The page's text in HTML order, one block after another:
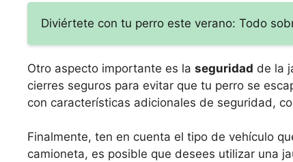
Diviértete con tu perro este verano: Todo
Otro aspecto importante es la seguridad de la
cierres seguros para evitar que tu perro se
con características adicionales de seguridad,
Finalmente, ten en cuenta el tipo de vehículo
camioneta, es posible que desees utilizar una